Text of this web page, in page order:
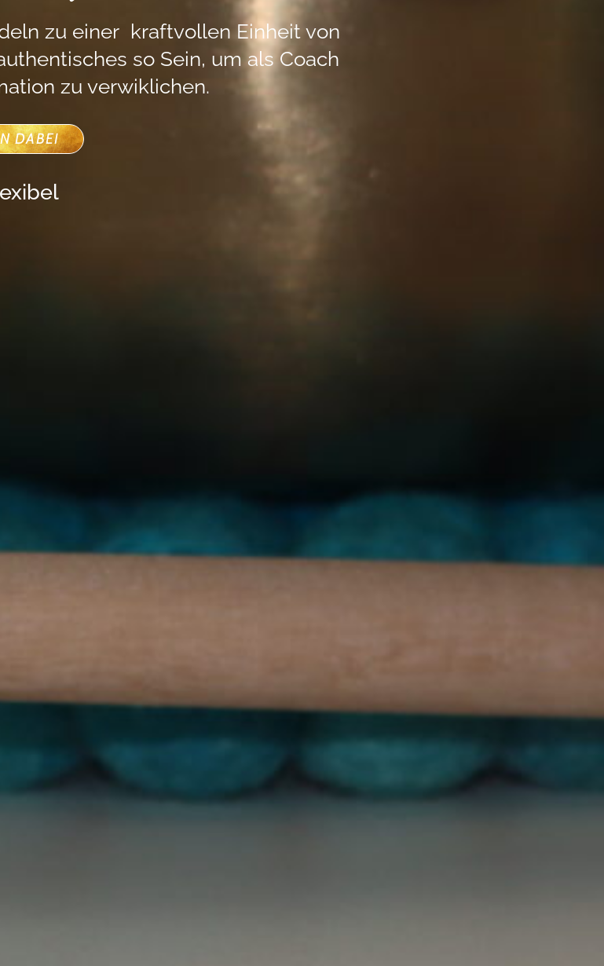
zu einer kraftvollen Einheit von
so Sein, um als Coach
zu verwiklichen.
DABEI